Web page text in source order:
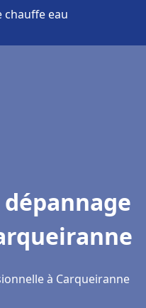
chauffe eau
à Carqueiranne